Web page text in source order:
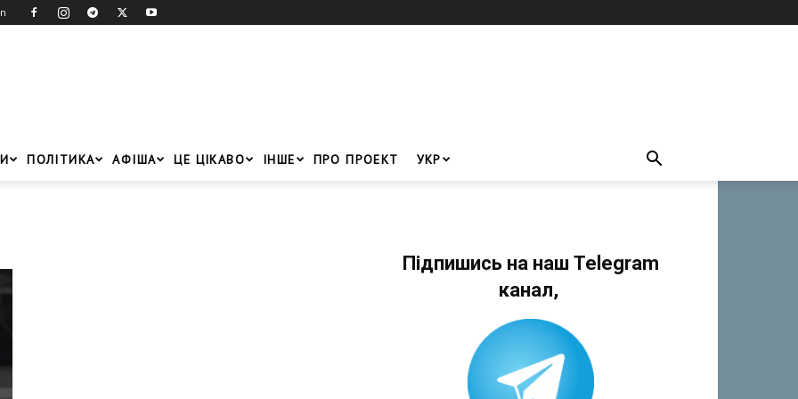
ПОЛІТИКА АФІША ЦЕ ЦІКАВО ІНШЕ ПРО ПРОЕКТ УКР
Підпишись на наш Telegram
канал,